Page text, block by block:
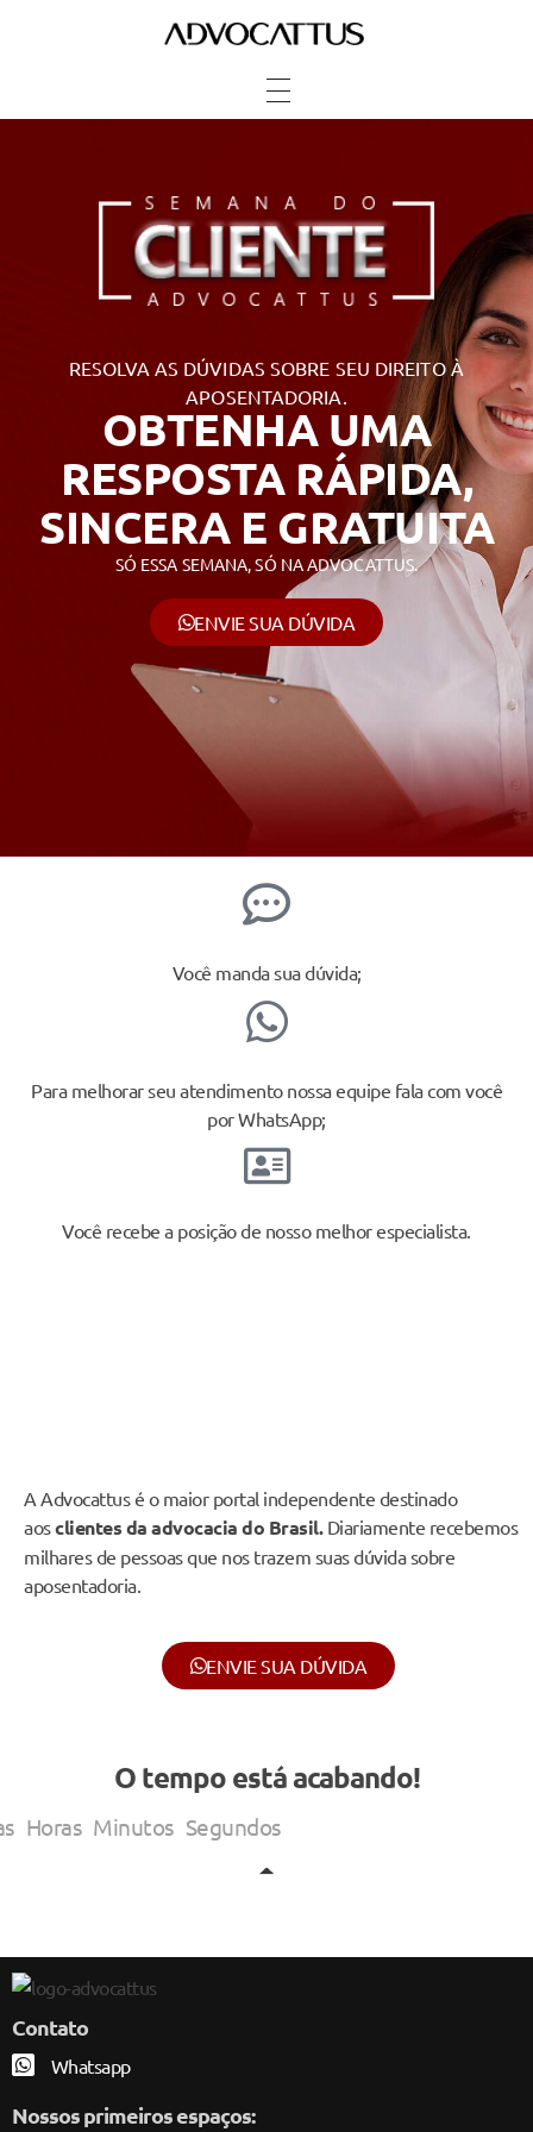
RESOLVA AS DÚVIDAS SOBRE SEU DIREITO À
APOSENTADORIA.
OBTENHA UMA
RESPOSTA RÁPIDA,
SINCERA E GRATUITA
SÓ ESSA SEMANA, SÓ NA ADVOCATTUS.
ENVIE SUA DÚVIDA
Você manda sua dúvida;
Para melhorar seu atendimento nossa equipe fala com você
por WhatsApp;
Você recebe a posição de nosso melhor especialista.
A Advocattus é o maior portal independente destinado
aosclientes da advocacia do Brasil.Diariamente recebemos
milhares de pessoas que nos trazem suas dúvida sobre
aposentadoria.
ENVIE SUA DÚVIDA
O tempo está acabando!
Horas Minutos Segundos
Contato
Whatsapp
Nossos primeiros espaços: